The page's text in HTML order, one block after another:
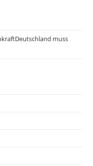
muss